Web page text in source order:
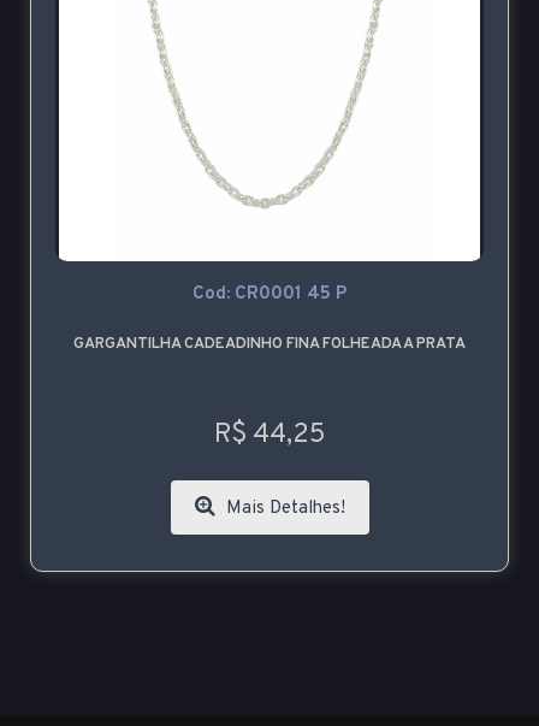
Cod: CR0001 45 P
GARGANTILHA CADEADINHO FINA FOLHEADA A PRATA
R$ 44,25
Mais Detalhes!